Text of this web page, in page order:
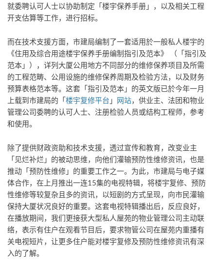
就委聘认可人士以协助制定「楼宇保养手册」，以及相关工程
开支估算等工作，进行招标。
而在技术支援方面，市建局编制了一套适用於一般私人楼宇的
《住用及综合用途楼宇保养手册编制指引及范本》 （「指引及
范本」），详列大厦公用地方不同部分的维修保养项目及所需
的工程范畴、公用设施的维修保养周期及检验方法，以及财务
预算表格范本等。这套「指引及范本」的英文版已於今年一月
上载到市建局的「楼宇复修平台 」 网站，供业主、法团和物业
管理公司委聘的认可人士、注册检验人员或结构工程师，参考
和使用。
除了提供财政资助和技术支援，透过宣传和教育，改变业主
「见烂补烂」的被动思维，向他们灌输预防性维修资讯，也是
推动「预防性维修」的重要工作之一。为此，市建局与电子媒
体合作，在上月推出一连15集的电视特辑，将楼宇复修、预防
性维修等较复杂且多的资讯，以短剧的方式呈现，向市民灌输
保持大厦状况良好的重要。这套电视特辑播出后，反应良好，
在播放期间，我们更接获大型私人屋苑的物业管理公司主动联
络，表示有住户在观看节目后，要求物管公司在屋苑内重播有
关电视短片，让更多住户能对楼宇复修及预防性维修资讯有深
入的了解。